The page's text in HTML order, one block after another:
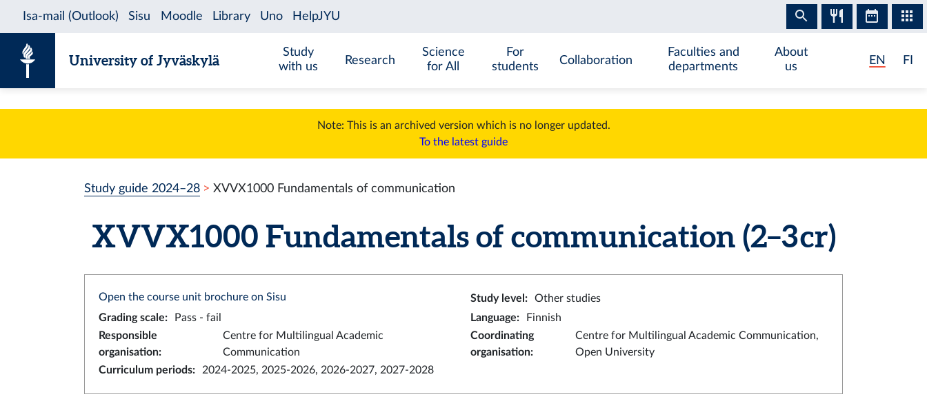
University of Jyväskylä
Study
with us
Research
Science
for All
For
students
Collaboration
Faculties and
departments
About
us
EN FI
Note: This is an archived version which is no longer updated.
To the latest guide
Study guide 2024–28 XVVX1000 Fundamentals of communication
XVVX1000 Fundamentals of communication (2–3 cr)
Open the course unit brochure on Sisu Study level :
Other studies
Grading scale: Pass - fail Language:
Finnish
Responsible
organisation:
Centre for Multilingual Academic
Communication
Coordinating
organisation:
Centre for Multilingual Academic Communication,
Open University
Curriculum periods: 2024-2025, 2025-2026, 2026-2027, 2027-2028